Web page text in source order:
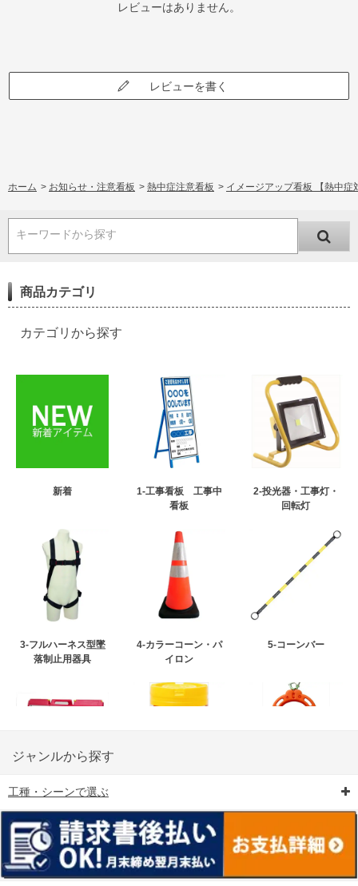
レビューはありません。
レビューを書く
ホーム > お知らせ・注意看板 > 熱中症注意看板 > イメージアップ看板 【熱中
キーワードから探す
商品カテゴリ
カテゴリから探す
新着
1-工事看板 工事中
看板
2-投光器・工事灯・
回転灯
3-フルハーネス型墜
落制止用器具
4-カラーコーン・パ
イロン
5-コーンバー
6-矢印板/LED矢印板
ンス
ジャンルから探す
工種・シーンで選ぶ